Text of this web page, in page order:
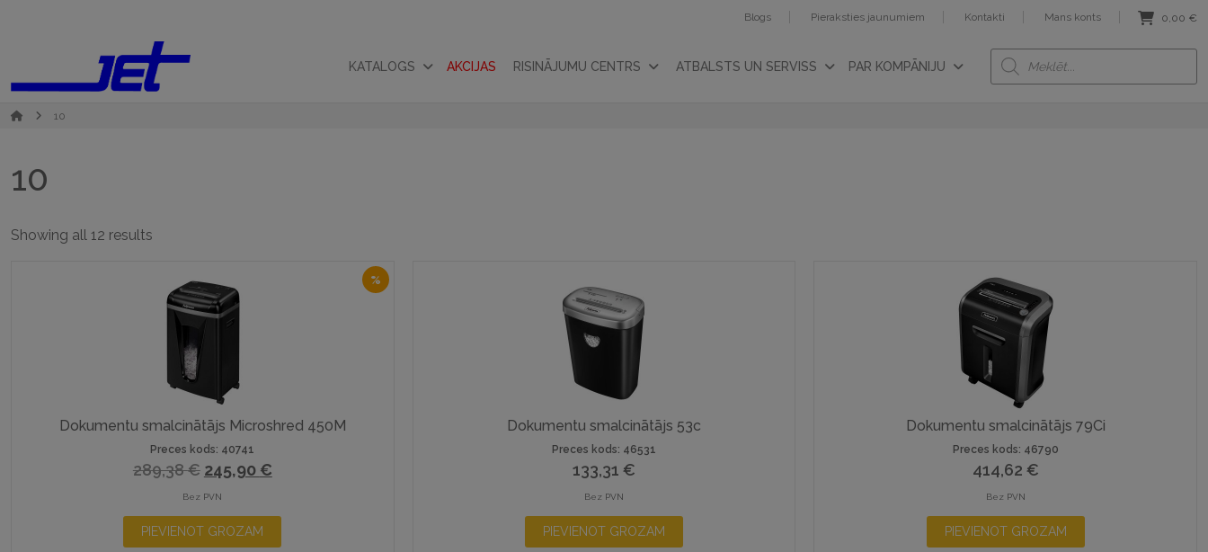
Blogs Pieraksties jaunumiem Kontakti Mans konts 0,00 €
KATALOGS AKCIJAS RISINĀJUMU CENTRS ATBALSTS UN SERVISS PAR KOMPĀNIJU
Products
search
10
10
Showing all 12 results
popularity
%
Dokumentu smalcinātājs Microshred 450M
Preces kods: 40741
289,38€ Original
price
was:
289,38 €.
245,90 €Current
is:
245,90 €.
Bez PVN
PIEVIENOT GROZAM
Dokumentu smalcinātājs 53c
Preces kods: 46531
133,31 €
Bez PVN
PIEVIENOT GROZAM
Dokumentu smalcinātājs 79Ci
Preces kods: 46790
414,62 €
Bez PVN
PIEVIENOT GROZAM